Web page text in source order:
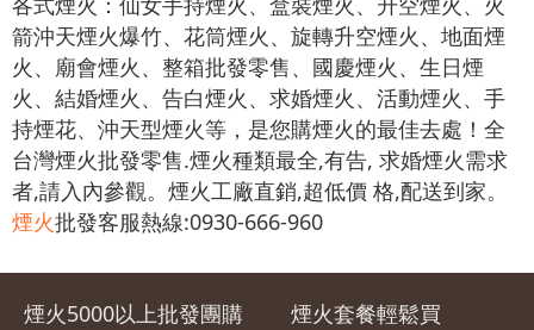
箭沖天煙火爆竹、花筒煙火、旋轉升空煙火、地面煙
火、廟會煙火、整箱批發零售、國慶煙火、生日煙
火、結婚煙火、告白煙火、求婚煙火、活動煙火、手
持煙花、沖天型煙火等，是您購煙火的最佳去處！全
台灣煙火批發零售.煙火種類最全,有告, 求婚煙火需求
者,請入內參觀。煙火工廠直銷,超低價 格,配送到家。
煙火批發客服熱線:0930-666-960
煙火5000以上批發團購
煙火套餐輕鬆買